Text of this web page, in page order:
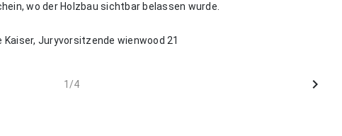
wo der Holzbau sichtbar belassen wurde.
Kaiser, Juryvorsitzende wienwood 21
1/4 chevron_right